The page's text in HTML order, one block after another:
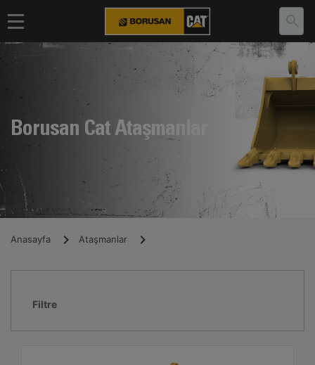
Borusan Cat Ataşmanlar
Anasayfa Ataşmanlar
Filtre